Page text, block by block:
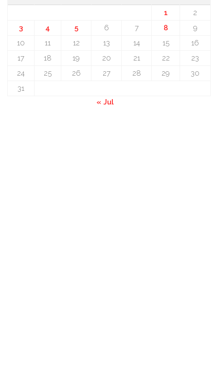
1
2
3
4 5 6 7 8
9
10
11 12 13 14 15
16
17
18 19 20 21 22
23
24
25 26 27 28 29
30
31
« Jul